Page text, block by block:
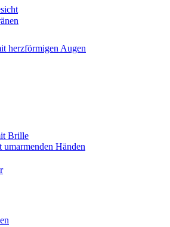
herzförmigen Augen
Brille
Händen